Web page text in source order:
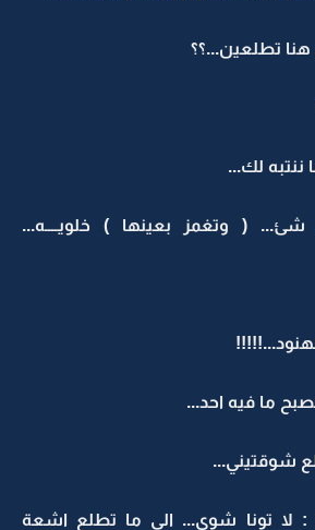
تطلعين...؟؟
ننتبه لك...
( وتغمز بعينها ) خلويــــه...
ما فيه احد...
شوقتيني...
: لا تونا شوي... الى ما تطلع اشعة